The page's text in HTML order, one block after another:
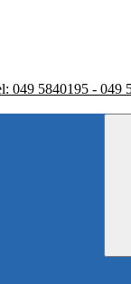
049 5840195 - 049